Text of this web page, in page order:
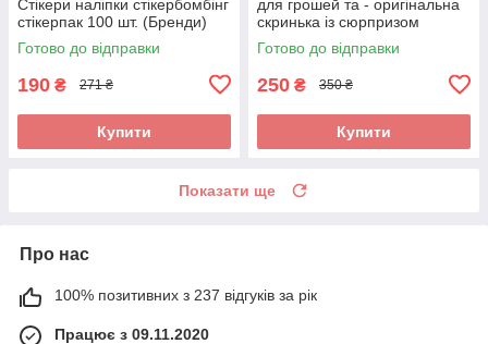
Стікери наліпки стікербомбінг
стікерпак 100 шт. (Бренди)
Готово до відправки
190 ₴ 271 ₴
Купити
для грошей та - оригінальна
скринька із сюрпризом
Готово до відправки
250 ₴ 350 ₴
Купити
Показати ще
Про нас
100% позитивних з 237 відгуків за рік
Працює з 09.11.2020